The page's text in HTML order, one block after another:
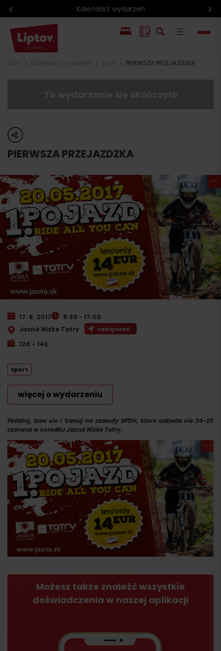
Kalendarz wydarzeń
PIERWSZA PRZEJAZDZKA
share
PIERWSZA PRZEJAZDZKA
Pedaluj, baw sie i trenuj na zawody SPDH, ktore odbeda sie 24-25
czerwca w osrodku Jasná Nízke Tatry.
Możesz także znaleźć wszystkie
doświadczenia w naszej aplikacji
17. 6. 2017
8:30 - 17:00
Jasná Nízke Tatry
nawigować
12€ - 14€
Sport
więcej o wydarzeniu